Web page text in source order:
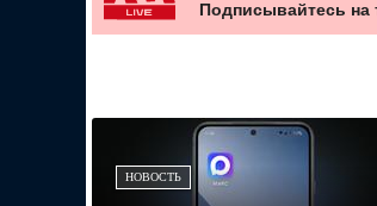
Подписывайтесь на
НОВОСТЬ